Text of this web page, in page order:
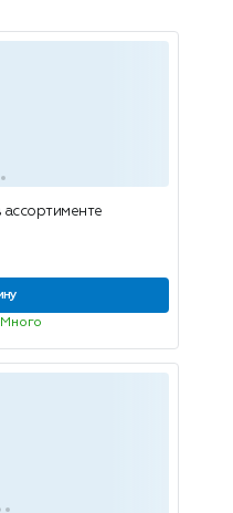
ассортименте
Много